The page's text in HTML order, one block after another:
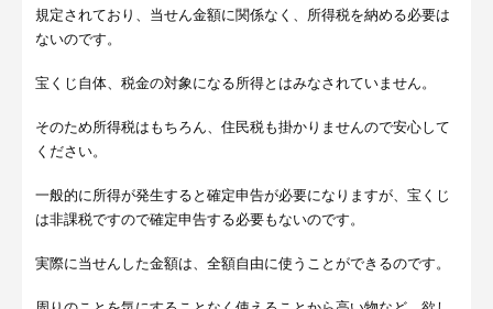
規定されており、当せん金額に関係なく、所得税を納める必要は
ないのです。
宝くじ自体、税金の対象になる所得とはみなされていません。
そのため所得税はもちろん、住民税も掛かりませんので安心して
ください。
一般的に所得が発生すると確定申告が必要になりますが、宝くじ
は非課税ですので確定申告する必要もないのです。
実際に当せんした金額は、全額自由に使うことができるのです。